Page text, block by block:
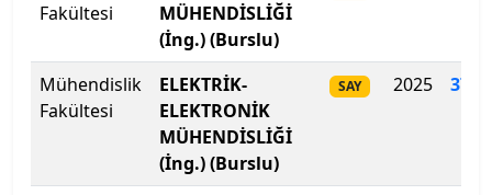
Çankırı Karatekin Üniversitesi
Çukurova Üniversitesi
Demiroğlu Bilim Üniversitesi
Dicle Üniversitesi
Fakültesi
MÜHENDİSLİĞİ
(İng.) (Burslu)
Mühendislik
Fakültesi
ELEKTRİK-
ELEKTRONİK
MÜHENDİSLİĞİ
(İng.) (Burslu)
SAY 2025 373